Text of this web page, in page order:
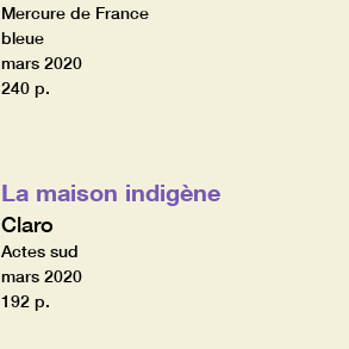
Mercure de France
bleue
mars 2020
240 p.
La maison indigène
Claro
Actes sud
mars 2020
192 p.